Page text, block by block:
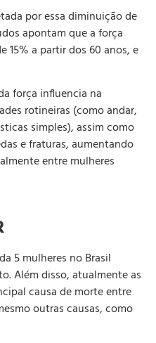
por essa diminuição de
apontam que a força
15% a partir dos 60 anos, e
força influencia na
rotineiras (como andar,
simples), assim como
e fraturas, aumentando
entre mulheres
5 mulheres no Brasil
Além disso, atualmente as
causa de morte entre
outras causas, como